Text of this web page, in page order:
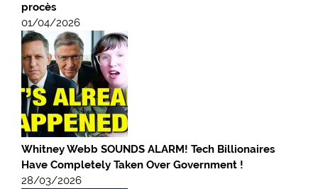
procès
01/04/2026
Whitney Webb SOUNDS ALARM! Tech Billionaires
Have Completely Taken Over Government !
28/03/2026